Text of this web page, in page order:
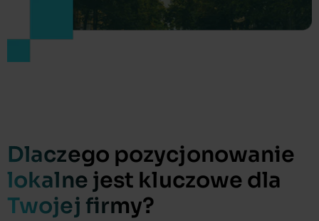
Dlaczego pozycjonowanie
lokalne jest kluczowe dla
Twojej firmy?